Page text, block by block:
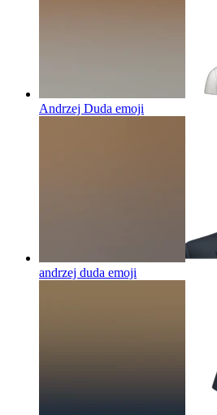
Andrzej Duda emoji
andrzej duda emoji